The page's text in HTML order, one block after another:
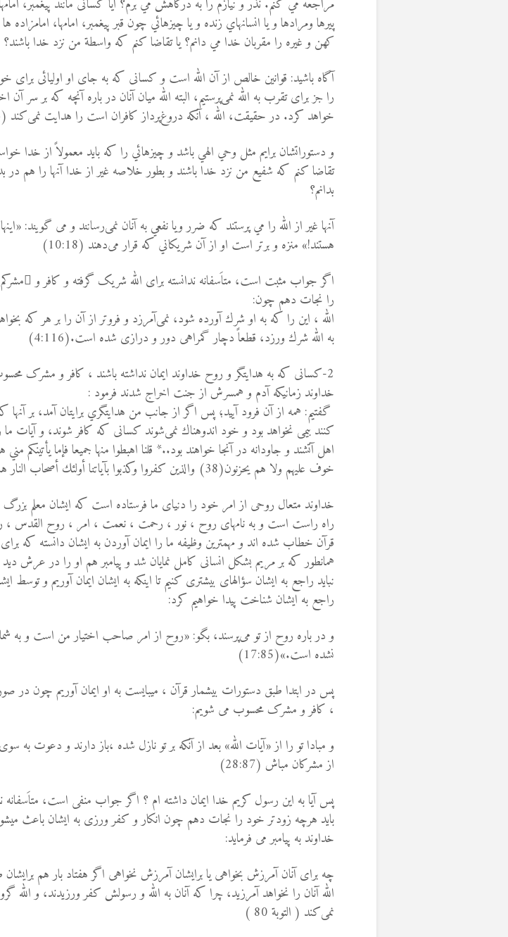
مراجعه مي كنم. نذر و نيازم را به درگاهش مي برم؟ آيا کسانی مانند پيغمبر،
پيرها ومرادها و یا انسانهاي زنده و یا چيزهائي چون قبر پيغمبر، امامها،
كهن و غيره را مقربان خدا مي دانم؟ يا تقاضا كنم كه واسطة من نزد خدا باشند؟
آگاه باشيد: قوانین خالص از آن الله است و كسانى كه به جاى او اولیائی براى
را جز براى تقرب به الله نمى‌پرستيم، البته الله ميان آنان در باره آنچه كه بر سر
خواهد كرد. در حقيقت، الله ، آنکه دروغ‌پرداز کافران است را هدايت نمى‌كند (39:3)
و دستوراتشان برايم مثل وحي الهي باشد و چيزهائي را كه بايد معمولاً از خدا
تقاضا كنم كه شفيع من نزد خدا باشند و بطور خلاصه غير از خدا آنها را هم
بدانم؟
آنها غیر از الله را مي پرستند که ضرر ويا نفعي به آنان نمی‌رسانند و می گویند:
هستند!» منزه و برتر است او از آن شريكاني که قرار می‌دهند (10:18)
اگر جواب مثبت است، متاَسفانه ندانسته برای الله شریک گرفته و کافر و
را نجات دهم چون:
الله ، اين را كه به او شرك آورده شود، نمى‌آمرزد و فروتر از آن را بر هر كه
به الله شرك ورزد، قطعاً دچار گمراهى دور و درازى شده است.(4:116)
2-کسانی که به هدایتگر و روح خداوند ایمان نداشته باشند ، کافر و مشرک محسوب می شوند:
خداوند زمانیکه آدم و همسرش از جنت اخراج شدند فرمود :
گفتيم: همه از آن فرود آييد؛ پس اگر از جانب من هدايتگري برايتان آمد، بر آنها
كنند بيمى نخواهد بود و خود اندوهناك نمى‌شوند كسانى كه كافر شوند، و آيات
اهل آتشند و جاودانه در آنجا خواهند بود..* قلنا اهبطوا منها جميعا فإما يأتينكم
خوف عليهم ولا هم يحزنون(38) والذين كفروا وكذبوا بآياتنا أولئك أصحاب النار هم فيها خالدون (2:39)
خداوند متعال روحی از امر خود را دنیای ما فرستاده است که ایشان معلم بزرگ
راه راست است و به نامهای روح ، نور ، رحمت ، نعمت ، امر ، روح القدس ،
قرآن خطاب شده اند و مهمترین وظیفه ما را ايمان آوردن به ایشان دانسته که
همانطور که بر مریم بشکل انسانی کامل نمایان شد و پیامبر هم او را در عرش دید
نباید راجع به ایشان سؤالهای بیشتری کنیم تا اینکه به ایشان ایمان آوریم و توسط
راجع به ایشان شناخت پیدا خواهیم کرد:
و در باره روح از تو مى‌پرسند، بگو: «روح از امر صاحب اختیار من است و به
نشده است.»(17:85)
پس در ابتدا طبق دستورات بیشمار قرآن ، میبایست به او ایمان آوریم چون در
، کافر و مشرک محسوب می شویم:
و مبادا تو را از «آيات الله» بعد از آنكه بر تو نازل شده ،باز دارند و دعوت به
از مشركان مباش (28:87)
پس آیا به این رسول کریم خدا ایمان داشته ام ؟ اگر جواب منفی است، متاَسفانه
بايد هرچه زودتر خود را نجات دهم چون انکار و کفر ورزی به ایشان باعث
خداوند به پیامبر می فرماید:
چه براى آنان آمرزش بخواهى يا برايشان آمرزش نخواهى اگر هفتاد بار هم
الله آنان را نخواهد آمرزيد، چرا كه آنان به الله و رسولش كفر ورزيدند، و الله
نمى‌كند ( التوبة 80 )